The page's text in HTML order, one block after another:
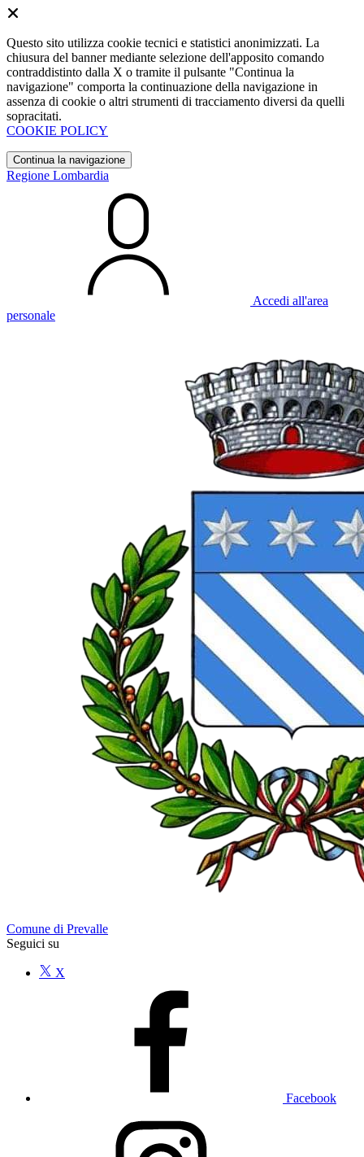
Questo sito utilizza cookie tecnici e statistici anonimizzati. La
chiusura del banner mediante selezione dell'apposito comando
contraddistinto dalla X o tramite il pulsante "Continua la
navigazione" comporta la continuazione della navigazione in
assenza di cookie o altri strumenti di tracciamento diversi da quelli
sopracitati.
COOKIE POLICY
Continua la navigazione
Regione Lombardia
Accedi all'area
personale
Comune di Prevalle
Seguici su
X
Facebook